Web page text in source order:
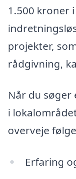
1.500 kroner
projekter,
rådgivning,
Når du
i
overveje
Erfaring